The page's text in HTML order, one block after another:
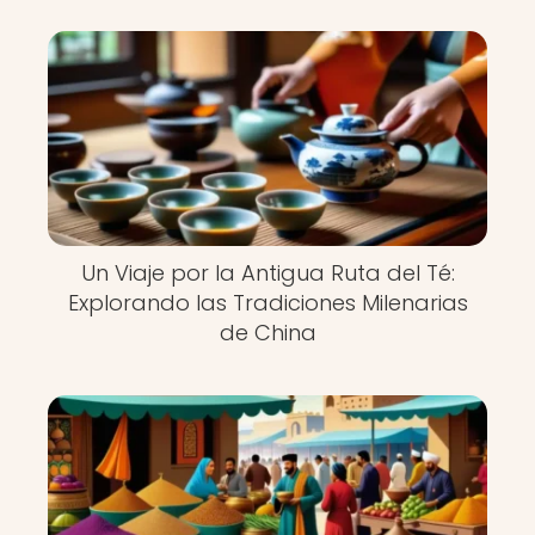
Un Viaje por la Antigua Ruta del Té:
Explorando las Tradiciones Milenarias
de China